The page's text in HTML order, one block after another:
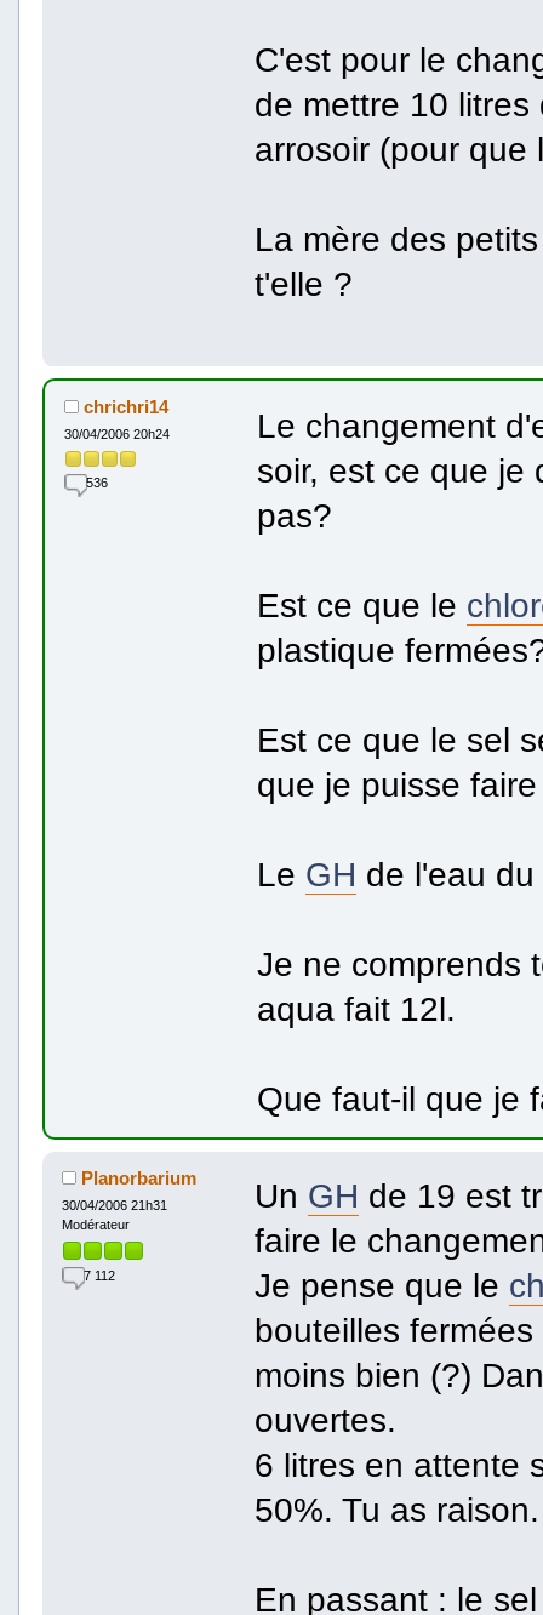
C'est pour le
de mettre 10
arrosoir (pour
La mère des
t'elle ?
chrichri14
30/04/2006 20h24
536
Le changement
soir, est ce que je
pas?
Est ce que le
plastique
Est ce que le sel
que je puisse
Le GH de l'eau
Je ne comprends
aqua fait 12l.
Que faut-il que je
Planorbarium
30/04/2006 21h31
Modérateur
7 112
Un GH de 19 est
faire le
Je pense que le
bouteilles
moins bien (?)
ouvertes.
6 litres en attente
50%. Tu as raison.
En passant : le